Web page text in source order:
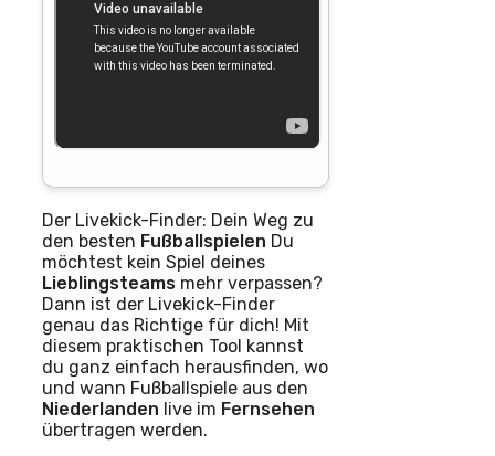
Der Livekick-Finder: Dein Weg zu
den besten Fußballspielen Du
möchtest kein Spiel deines
Lieblingsteams mehr verpassen?
Dann ist der Livekick-Finder
genau das Richtige für dich! Mit
diesem praktischen Tool kannst
du ganz einfach herausfinden, wo
und wann Fußballspiele aus den
Niederlanden live im Fernsehen
übertragen werden.